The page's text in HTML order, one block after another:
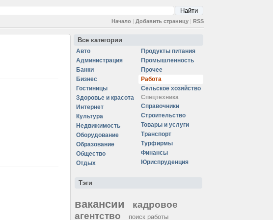
Начало | Добавить страницу | RSS
Все категории
Авто
Администрация
Банки
Бизнес
Гостиницы
Здоровье и красота
Интернет
Культура
Недвижимость
Оборудование
Образование
Общество
Отдых
Продукты питания
Промышленность
Прочее
Работа
Сельское хозяйство
Спецтехника
Справочники
Строительство
Товары и услуги
Транспорт
Турфирмы
Финансы
Юриспруденция
Тэги
вакансии
кадровое
агентство
поиск работы